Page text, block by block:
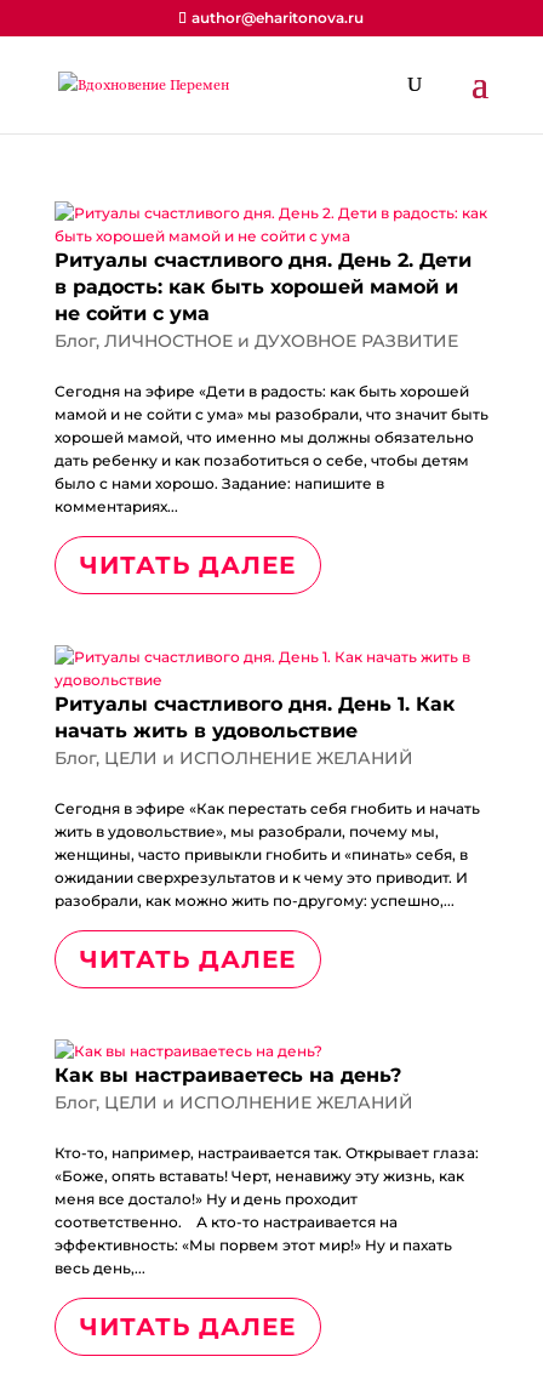
author@eharitonova.ru
Ритуалы счастливого дня. День 2. Дети
в радость: как быть хорошей мамой и
не сойти с ума
Блог, ЛИЧНОСТНОЕ и ДУХОВНОЕ РАЗВИТИЕ
Сегодня на эфире «Дети в радость: как быть хорошей
мамой и не сойти с ума» мы разобрали, что значит быть
хорошей мамой, что именно мы должны обязательно
дать ребенку и как позаботиться о себе, чтобы детям
было с нами хорошо. Задание: напишите в
комментариях...
ЧИТАТЬ ДАЛЕЕ
Ритуалы счастливого дня. День 1. Как
начать жить в удовольствие
Блог, ЦЕЛИ и ИСПОЛНЕНИЕ ЖЕЛАНИЙ
Сегодня в эфире «Как перестать себя гнобить и начать
жить в удовольствие», мы разобрали, почему мы,
женщины, часто привыкли гнобить и «пинать» себя, в
ожидании сверхрезультатов и к чему это приводит. И
разобрали, как можно жить по-другому: успешно,...
ЧИТАТЬ ДАЛЕЕ
Как вы настраиваетесь на день?
Блог, ЦЕЛИ и ИСПОЛНЕНИЕ ЖЕЛАНИЙ
Кто-то, например, настраивается так. Открывает глаза:
«Боже, опять вставать! Черт, ненавижу эту жизнь, как
меня все достало!» Ну и день проходит
соответственно.⠀ А кто-то настраивается на
эффективность: «Мы порвем этот мир!» Ну и пахать
весь день,...
ЧИТАТЬ ДАЛЕЕ